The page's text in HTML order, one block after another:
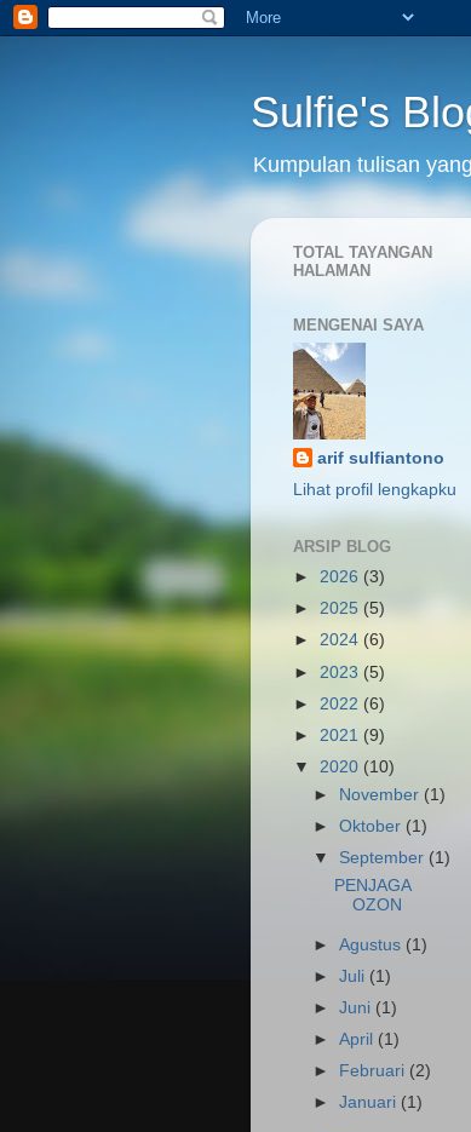
Sulfie's
Kumpulan tulisan
TOTAL TAYANGAN
HALAMAN
MENGENAI SAYA
arif sulfiantono
Lihat profil lengkapku
ARSIP BLOG
► 2026 (3)
► 2025 (5)
► 2024 (6)
► 2023 (5)
► 2022 (6)
► 2021 (9)
▼ 2020 (10)
► November (1)
►Oktober (1)
▼ September (1)
PENJAGA
OZON
►Agustus (1)
►Juli (1)
►Juni (1)
►April (1)
►
Februari (2)
►Januari (1)